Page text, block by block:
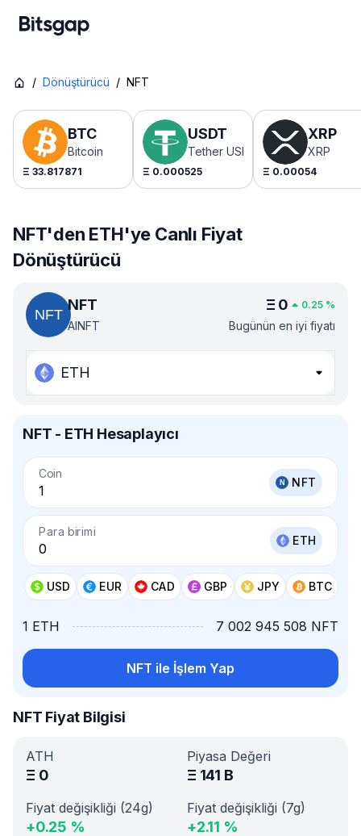
/ Dönüştürücü / NFT
BTC
Bitcoin
Ξ 33.817871
USDT
Tether USDt
Ξ 0.000525
XRP
XRP
Ξ 0.00054
NFT'den ETH'ye Canlı Fiyat
Dönüştürücü
NFT
AINFT
Ξ 0 0.25 %
Bugünün en iyi fiyatı
ETH
NFT - ETH Hesaplayıcı
Coin
NFT
Para birimi
ETH
USD EUR CAD GBP JPY BTC
1 ETH 7 002 945 508 NFT
NFT ile İşlem Yap
NFT Fiyat Bilgisi
ATH
Ξ 0
Piyasa Değeri
Ξ 141 B
Fiyat değişikliği (24g)
+0.25 %
Fiyat değişikliği (7g)
+2.11 %